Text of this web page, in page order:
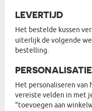
LEVERTIJD
Het bestelde kussen
uiterlijk de volgende
bestelling.
PERSONALISATIE
Het personaliseren van
vereiste velden in met
"toevoegen aan